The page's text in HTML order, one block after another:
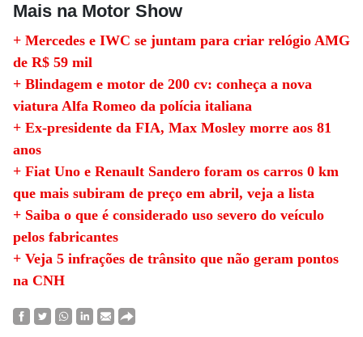
Mais na Motor Show
+ Mercedes e IWC se juntam para criar relógio AMG
de R$ 59 mil
+ Blindagem e motor de 200 cv: conheça a nova
viatura Alfa Romeo da polícia italiana
+ Ex-presidente da FIA, Max Mosley morre aos 81
anos
+ Fiat Uno e Renault Sandero foram os carros 0 km
que mais subiram de preço em abril, veja a lista
+ Saiba o que é considerado uso severo do veículo
pelos fabricantes
+ Veja 5 infrações de trânsito que não geram pontos
na CNH